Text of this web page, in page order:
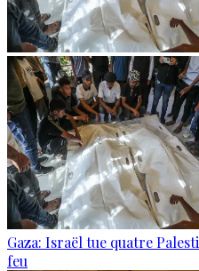
Gaza: Israël tue quatre
feu